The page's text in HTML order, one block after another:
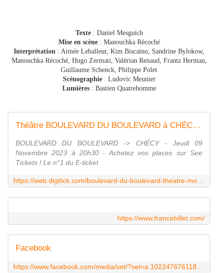
Texte: Daniel Mesguich
Mise en scène: Manouchka Récoché
Interprétation : Aimée Leballeur, Kim Biscaïno, Sandrine Bylokow,
Manouchka Récoché, Hugo Zermati, Valérian Renaud, Frantz Herman,
Guillaume Schenck, Philippe Polet
Scénographie : Ludovic Meunier
Lumières: Bastien Quatrehomme
Théâtre BOULEVARD DU BOULEVARD à CHÉCY @ MOLIERE - Billets & Places
BOULEVARD DU BOULEVARD -> CHÉCY - Jeudi 09
Novembre 2023 à 20h30 - Achetez vos places sur See
Tickets ! Le n°1 du E-ticket
https://www.francebillet.com/
Facebook